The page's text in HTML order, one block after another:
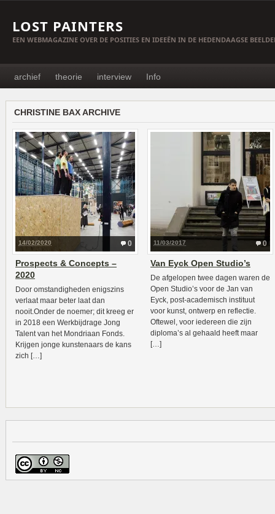
LOST PAINTERS
EEN WEBMAGAZINE OVER DE POSITIES EN IDEEËN IN DE HEDENDAAGSE
archief theorie interview Info
CHRISTINE BAX ARCHIVE
0
14/02/2020
Prospects & Concepts –
2020
Door omstandigheden enigszins
verlaat maar beter laat dan
nooit.Onder de noemer; dit kreeg er
in 2018 een Werkbijdrage Jong
Talent van het Mondriaan Fonds.
Krijgen jonge kunstenaars de kans
zich […]
0
11/03/2017
Van Eyck Open Studio’s
De afgelopen twee dagen waren de
Open Studio’s voor de Jan van
Eyck, post-academisch instituut
voor kunst, ontwerp en reflectie.
Oftewel, voor iedereen die zijn
diploma’s al gehaald heeft maar
[…]